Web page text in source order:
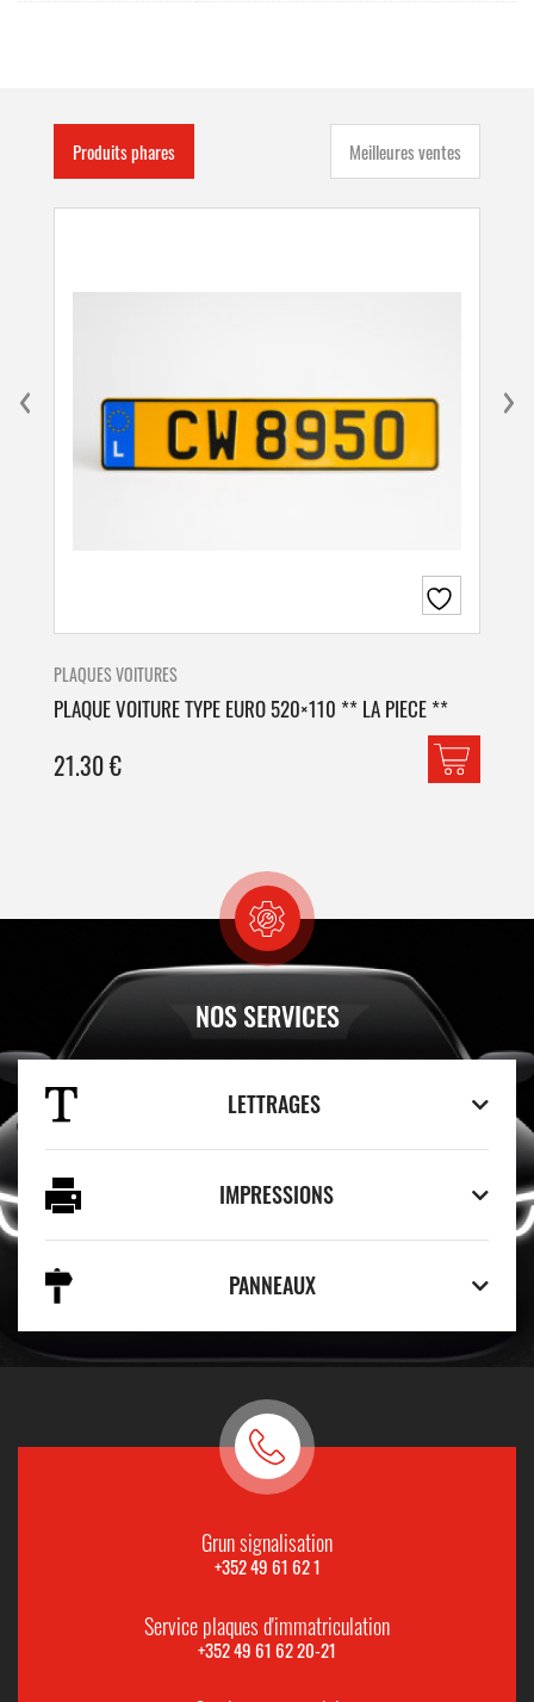
Produits phares Meilleures ventes
PLAQUES VOITURES
PLAQUE VOITURE TYPE EURO 520×110 ** LA PIECE **
21.30€
NOS SERVICES
LETTRAGES
IMPRESSIONS
PANNEAUX
Grun signalisation
+352 49 61 62 1
Service plaques d'immatriculation
+352 49 61 62 20-21